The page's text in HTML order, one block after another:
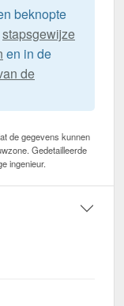
beknopte
stapsgewijze
en in de
de
de gegevens kunnen
Gedetailleerde
ingenieur.